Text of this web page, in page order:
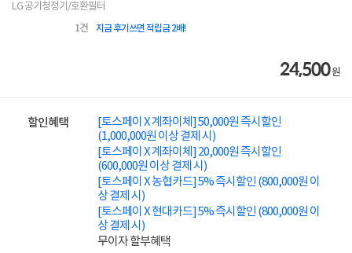
LG 공기청정기/호환필터
1건 지금 후기쓰면 적립금 2배!
24,500원
할인혜택
[토스페이 X 계좌이체] 50,000원 즉시할인
(1,000,000원 이상 결제 시)
[토스페이 X 계좌이체] 20,000원 즉시할인
(600,000원 이상 결제 시)
[토스페이 X 농협카드] 5% 즉시할인 (800,000원 이
상 결제 시)
[토스페이 X 현대카드] 5% 즉시할인 (800,000원 이
상 결제 시)
무이자 할부혜택